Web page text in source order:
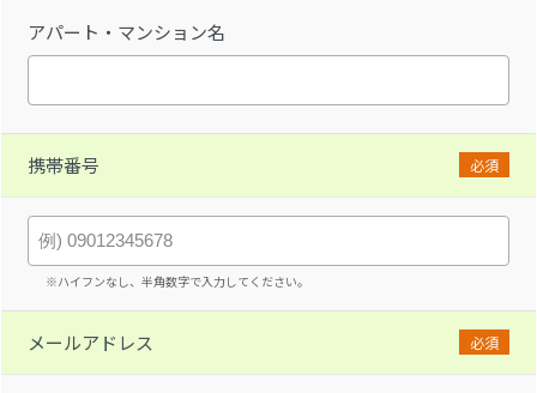
アパート・マンション名
携帯番号 必須
※ハイフンなし、半角数字で入力してください。
メールアドレス 必須